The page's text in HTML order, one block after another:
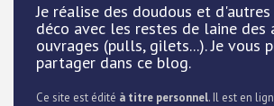
Je réalise des doudous et
déco avec les restes de laine des
ouvrages (pulls, gilets...). Je vous
partager dans ce blog.
Ce site est édité à titre personnel. Il est en